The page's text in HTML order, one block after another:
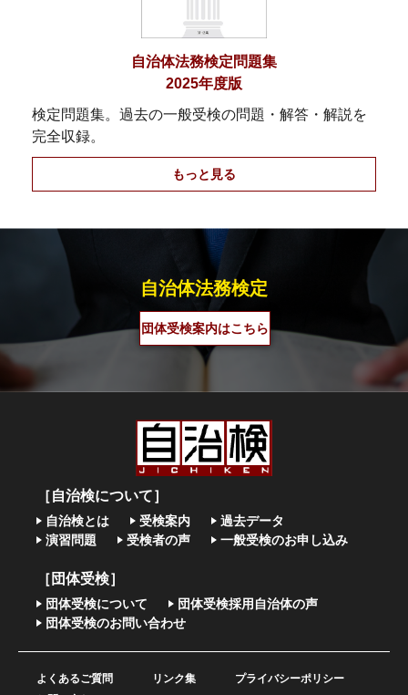
自治体法務検定問題集
2025年度版
検定問題集。過去の一般受検の問題・解答・解説を
完全収録。
もっと見る
自治体法務検定
団体受検案内はこちら
［自治検について］
自治検とは 受検案内
過去データ
演習問題
受検者の声 一般受検のお申し込み
［団体受検］
団体受検について
団体受検採用自治体の声
団体受検のお問い合わせ
よくあるご質問 リンク集
プライバシーポリシー